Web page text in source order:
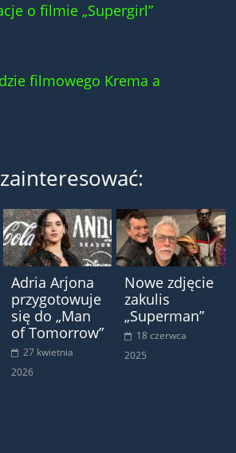
o filmie „Supergirl”
filmowego Krema a
Adria Arjona
przygotowuje
się do „Man
of Tomorrow”
27 kwietnia
2026
Nowe zdjęcie
zakulis
„Superman”
18 czerwca
2025